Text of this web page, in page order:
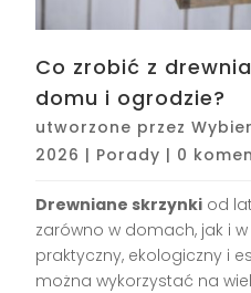
Co zrobić z
domu i ogrodzie?
utworzone przez
2026 | Porady | 0
Drewniane skrzynki od
zarówno w domach, jak i
praktyczny, ekologiczny i
można wykorzystać na